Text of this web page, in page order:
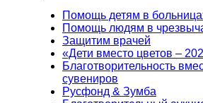
Помощь детям в
Помощь людям в
Защитим врачей
«Дети вместо цветов –
Благотворительность
сувениров
Русфонд & Зумба